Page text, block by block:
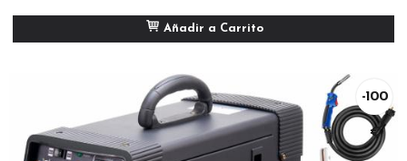
Añadir a Carrito
-100
€